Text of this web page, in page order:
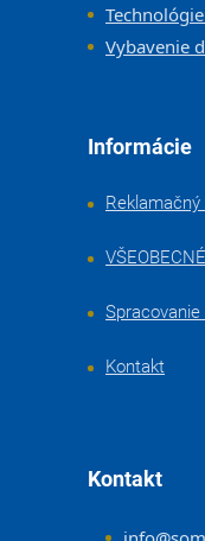
Vybavenie
Informácie
Kontakt
Kontakt